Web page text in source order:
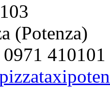
(Potenza)
410101